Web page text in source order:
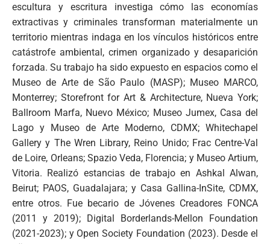
escultura y escritura investiga cómo las economías
extractivas y criminales transforman materialmente un
territorio mientras indaga en los vínculos históricos entre
catástrofe ambiental, crimen organizado y desaparición
forzada. Su trabajo ha sido expuesto en espacios como el
Museo de Arte de São Paulo (MASP); Museo MARCO,
Monterrey; Storefront for Art & Architecture, Nueva York;
Ballroom Marfa, Nuevo México; Museo Jumex, Casa del
Lago y Museo de Arte Moderno, CDMX; Whitechapel
Gallery y The Wren Library, Reino Unido; Frac Centre-Val
de Loire, Orleans; Spazio Veda, Florencia; y Museo Artium,
Vitoria. Realizó estancias de trabajo en Ashkal Alwan,
Beirut; PAOS, Guadalajara; y Casa Gallina-InSite, CDMX,
entre otros. Fue becario de Jóvenes Creadores FONCA
(2011 y 2019); Digital Borderlands-Mellon Foundation
(2021-2023); y Open Society Foundation (2023). Desde el